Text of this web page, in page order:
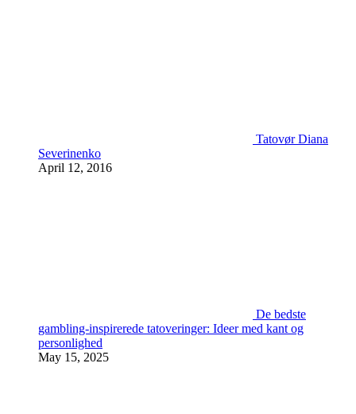
Tatovør Diana
Severinenko
April 12, 2016
De bedste
gambling-inspirerede tatoveringer: Ideer med kant og
personlighed
May 15, 2025